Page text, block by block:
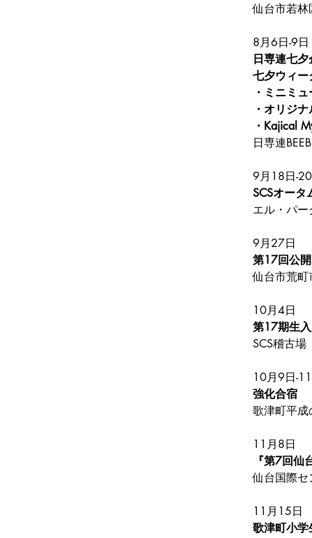
仙台市若
8月6日-9日
日専連七夕
七夕ウィー
・ミニミ
・オリジ
・Kajical
日専連BEEB
9月18日-
SCSオー
エル・パ
9月27日
第17回公
仙台市荒
10月4日
第17期生
SCS稽古場
10月9日-
強化合宿
歌津町平成
11月8日
『第7回
仙台国際
11月15日
歌津町小学